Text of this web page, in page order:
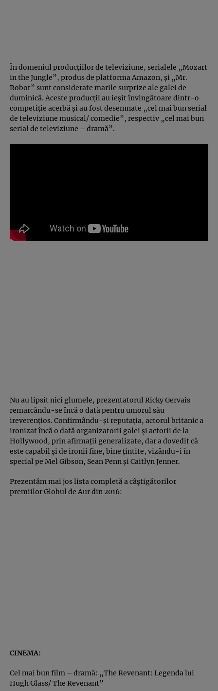
În domeniul producţiilor de televiziune, serialele „Mozart
in the Jungle”, produs de platforma Amazon, şi „Mr.
Robot” sunt considerate marile surprize ale galei de
duminică. Aceste producţii au ieşit învingătoare dintr-o
competiţie acerbă şi au fost desemnate „cel mai bun serial
de televiziune musical/ comedie”, respectiv „cel mai bun
serial de televiziune – dramă”.
Nu au lipsit nici glumele, prezentatorul Ricky Gervais
remarcându-se încă o dată pentru umorul său
ireverenţios. Confirmându-şi reputaţia, actorul britanic a
ironizat încă o dată organizatorii galei şi actorii de la
Hollywood, prin afirmaţii generalizate, dar a dovedit că
este capabil şi de ironii fine, bine ţintite, vizându-i în
special pe Mel Gibson, Sean Penn şi Caitlyn Jenner.
Prezentăm mai jos lista completă a câştigătorilor
premiilor Globul de Aur din 2016:
CINEMA:
Cel mai bun film – dramă: „The Revenant: Legenda lui
Hugh Glass/ The Revenant”